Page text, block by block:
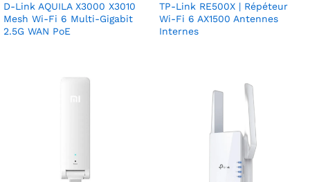
D-Link AQUILA X3000 X3010
Mesh Wi-Fi 6 Multi-Gigabit
2.5G WAN PoE
TP-Link RE500X | Répéteur
Wi-Fi 6 AX1500 Antennes
Internes